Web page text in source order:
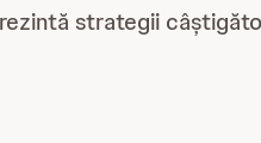
strategii